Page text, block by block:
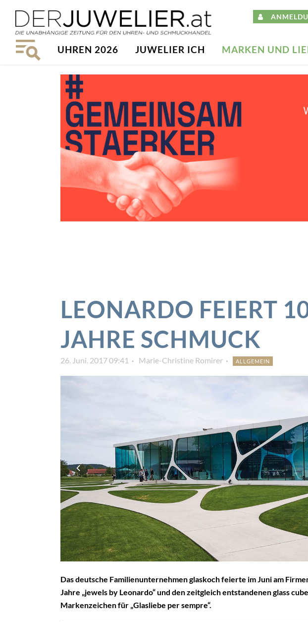
UHREN 2026 JUWELIER ICH MARKEN UND
LEONARDO FEIERT
JAHRE SCHMUCK
26. Juni. 2017 09:41 Marie-Christine Romirer ALLGEMEIN
Das deutsche Familienunternehmen glaskoch feierte im Juni am
Jahre „jewels by Leonardo“ und den zeitgleich entstandenen glass
Markenzeichen für „Glasliebe per sempre“.